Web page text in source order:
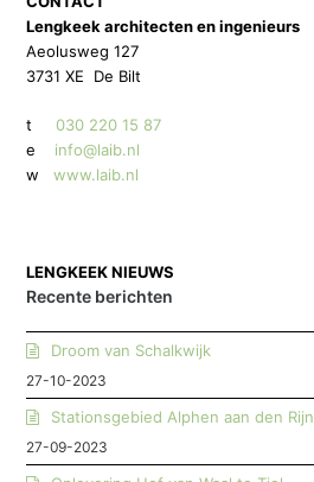
Lengkeek architecten en ingenieurs
Aeolusweg 127
3731 XE De Bilt
t030 220 15 87
e info@laib.nl
w
www.laib.nl
LENGKEEK NIEUWS
Recente berichten
Droom van Schalkwijk
27-10-2023
Stationsgebied Alphen aan den Rijn
27-09-2023